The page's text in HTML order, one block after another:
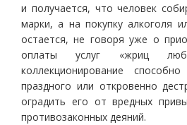
и получается, что человек
марки, а на покупку алкоголя
остается, не говоря уже о
оплаты услуг «жриц
коллекционирование
праздного или откровенно
оградить его от вредных
противозаконных деяний.